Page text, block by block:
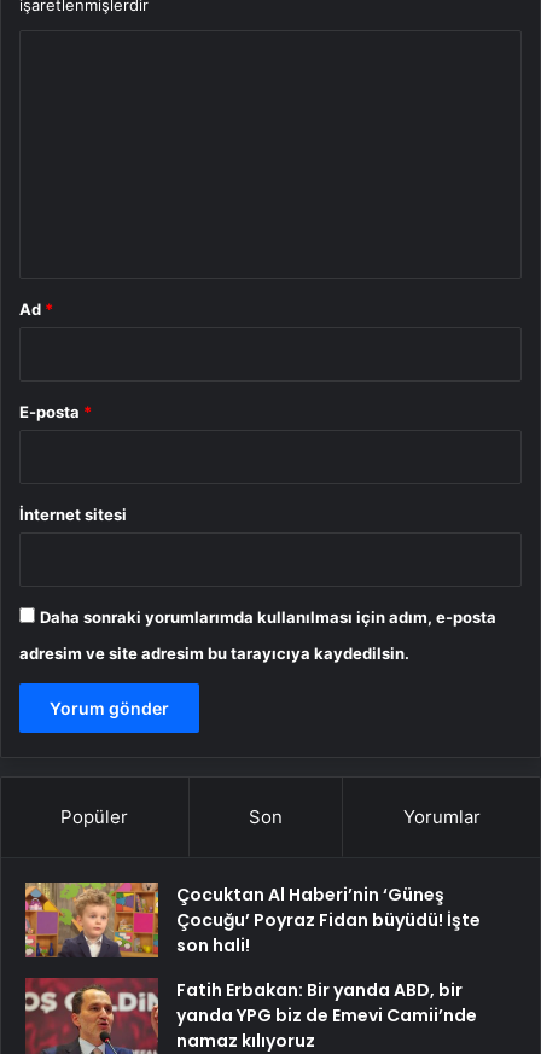
işaretlenmişlerdir
Ad *
E-posta *
İnternet sitesi
Daha sonraki yorumlarımda kullanılması için adım, e-posta
adresim ve site adresim bu tarayıcıya kaydedilsin.
Popüler Son Yorumlar
Çocuktan Al Haberi’nin ‘Güneş
Çocuğu’ Poyraz Fidan büyüdü! İşte
son hali!
Fatih Erbakan: Bir yanda ABD, bir
yanda YPG biz de Emevi Camii’nde
namaz kılıyoruz